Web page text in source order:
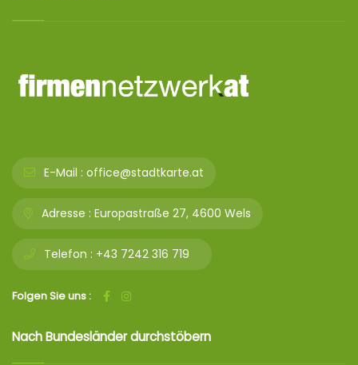
E-Mail : office@stadtkarte.at
Adresse : Europastraße 27, 4600 Wels
Telefon : +43 7242 316 719
Folgen Sie uns :
Nach Bundesländer durchstöbern